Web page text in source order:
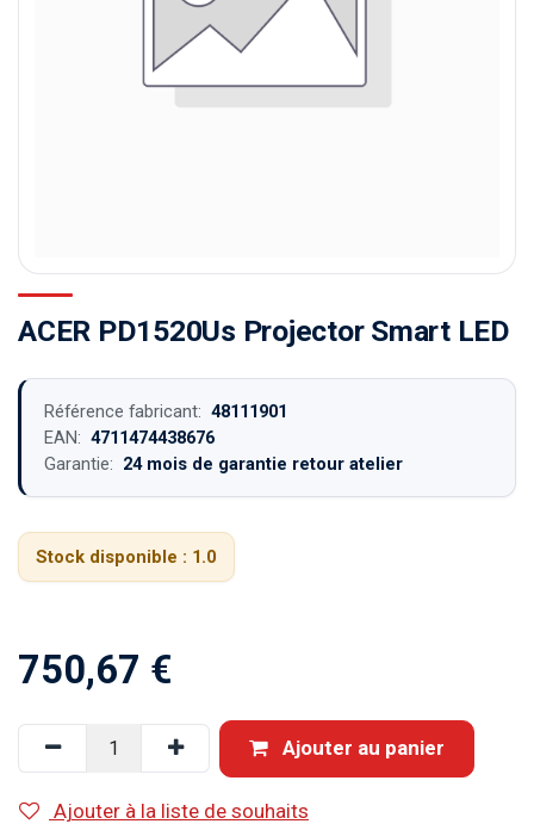
ACER PD1520Us Projector Smart LED
Référence fabricant: 48111901
EAN: 4711474438676
Garantie: 24 mois de garantie retour atelier
Stock disponible : 1.0
750,67 €
Ajouter au panier
Ajouter à la liste de souhaits